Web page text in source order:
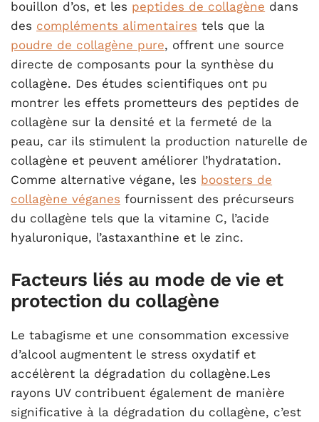
bouillon d’os, et les peptides de collagène dans
des compléments alimentaires tels que la
poudre de collagène pure, offrent une source
directe de composants pour la synthèse du
collagène. Des études scientifiques ont pu
montrer les effets prometteurs des peptides de
collagène sur la densité et la fermeté de la
peau, car ils stimulent la production naturelle de
collagène et peuvent améliorer l’hydratation.
Comme alternative végane, les boosters de
collagène véganes fournissent des précurseurs
du collagène tels que la vitamine C, l’acide
hyaluronique, l’astaxanthine et le zinc.
Facteurs liés au mode de vie et
protection du collagène
Le tabagisme et une consommation excessive
d’alcool augmentent le stress oxydatif et
accélèrent la dégradation du collagène.Les
rayons UV contribuent également de manière
significative à la dégradation du collagène, c’est